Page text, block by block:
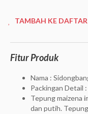
TAMBAH KE
Fitur Produk
Nama :
Packingan Detail
Tepung maizena
dan putih.